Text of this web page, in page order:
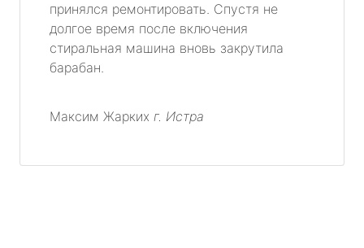
принялся ремонтировать. Спустя не
долгое время после включения
стиральная машина вновь закрутила
барабан.
Максим Жарких г. Истра